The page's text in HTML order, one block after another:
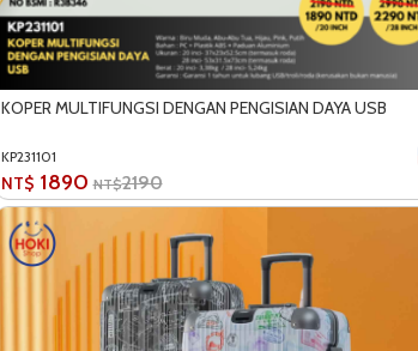
KOPER MULTIFUNGSI DENGAN PENGISIAN DAYA USB
KP231101
NT$ 1890 NT$2190